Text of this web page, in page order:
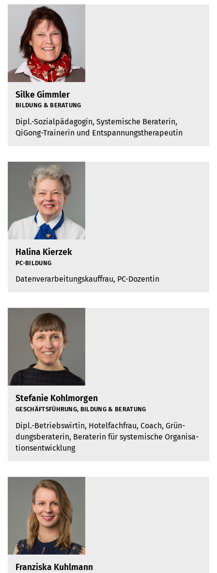
Silke Gimmler
BIL­DUNG & BERA­TUNG
Dipl.-Sozi­al­päd­ago­gin, Sys­te­mi­sche Bera­te­rin,
QiGong-Trai­ne­rin und Ent­span­nungs­the­ra­peu­tin
Halina Kierzek
PC-BIL­DUNG
Daten­ver­ar­bei­tungs­kauf­frau, PC-Dozen­tin
Stefanie Kohlmorgen
GESCHÄFTS­FÜH­RUNG, BIL­DUNG & BERA­TUNG
Dipl.-Betriebs­wir­tin, Hotel­fach­frau, Coach, Grün­
dungs­be­ra­te­rin, Bera­te­rin für sys­te­mi­sche Orga­ni­sa­
ti­ons­ent­wick­lung
Franziska Kuhlmann